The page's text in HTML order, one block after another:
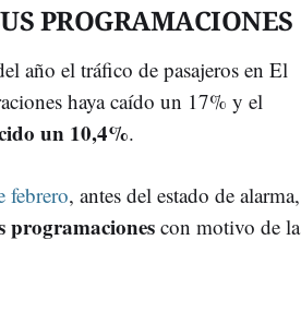
PROGRAMACIONES
año el tráfico de pasajeros en El
haya caído un 17% y el
un 10,4%.
febrero, antes del estado de alarma,
programacionescon motivo de la